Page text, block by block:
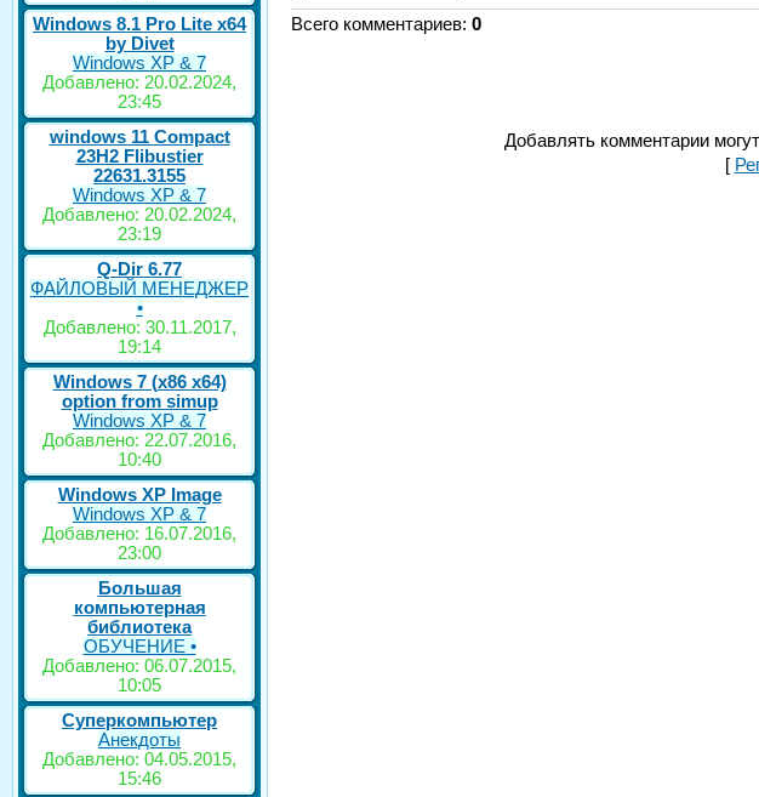
Windows 8.1 Pro Lite x64
by Divet
Windows XP & 7
Добавлено: 20.02.2024,
23:45
windows 11 Compact
23H2 Flibustier
22631.3155
Windows XP & 7
Добавлено: 20.02.2024,
23:19
Q-Dir 6.77
ФАЙЛОВЫЙ МЕНЕДЖЕР
•
Добавлено: 30.11.2017,
19:14
Windows 7 (x86 x64)
option from simup
Windows XP & 7
Добавлено: 22.07.2016,
10:40
Windows XP Image
Windows XP & 7
Добавлено: 16.07.2016,
23:00
Большая
компьютерная
библиотека
ОБУЧЕНИЕ •
Добавлено: 06.07.2015,
10:05
Суперкомпьютер
Анекдоты
Добавлено: 04.05.2015,
15:46
Всего комментариев: 0
Добавлять комментарии
[